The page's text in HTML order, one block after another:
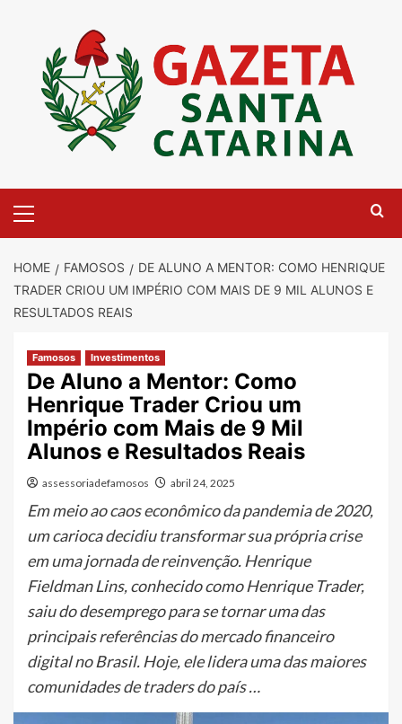
content
Menu
HOME FAMOSOS
DE ALUNO A MENTOR: COMO HENRIQUE
TRADER CRIOU UM IMPÉRIO COM MAIS DE 9 MIL ALUNOS E
RESULTADOS REAIS
Famosos Investimentos
De Aluno a Mentor: Como
Henrique Trader Criou um
Império com Mais de 9 Mil
Alunos e Resultados Reais
assessoriadefamosos abril 24, 2025
Em meio ao caos econômico da pandemia de 2020,
um carioca decidiu transformar sua própria crise
em uma jornada de reinvenção. Henrique
Fieldman Lins, conhecido como Henrique Trader,
saiu do desemprego para se tornar uma das
principais referências do mercado financeiro
digital no Brasil. Hoje, ele lidera uma das maiores
comunidades de traders do país …